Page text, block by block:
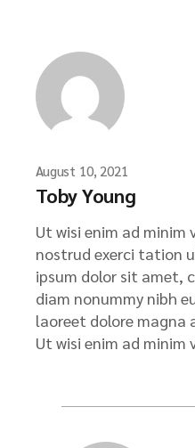
August 10, 2021
Toby Young
Ut wisi enim ad minim
nostrud exerci tation
ipsum dolor sit amet,
diam nonummy nibh
laoreet dolore
Ut wisi enim ad minim